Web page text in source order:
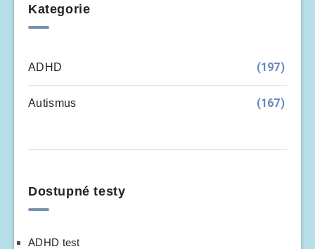
Kategorie
ADHD (197)
Autismus (167)
Dostupné testy
ADHD test